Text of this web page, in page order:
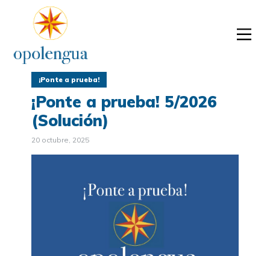
¡Ponte a prueba!
¡Ponte a prueba! 5/2026
(Solución)
20 octubre, 2025